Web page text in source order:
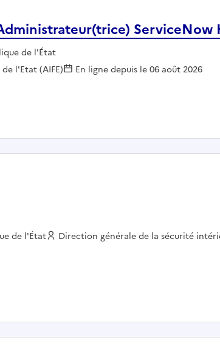
ServiceNow
:de l'État
l'Etat (AIFE) En ligne depuis le 06 août 2026
Administrateur(trice) ServiceNow H/F
:de l'État Employeur :
Direction générale de la sécurité
H/F